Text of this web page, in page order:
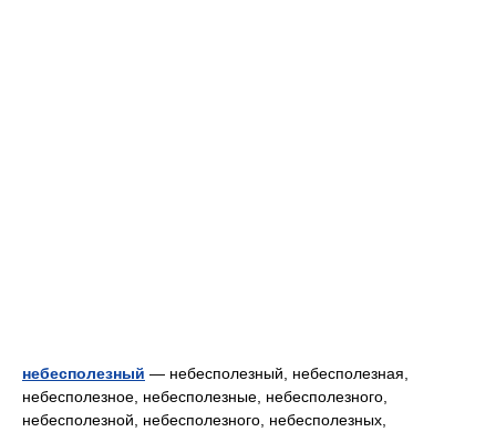
небесполезный — небесполезный, небесполезная,
небесполезное, небесполезные, небесполезного,
небесполезной, небесполезного, небесполезных,